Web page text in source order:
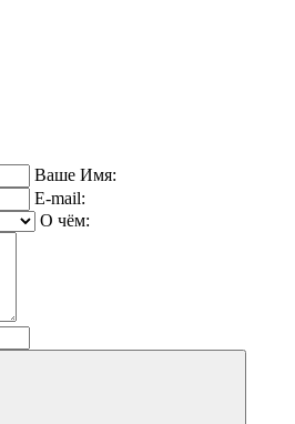
Ваше Имя:
E-mail:
О чём: